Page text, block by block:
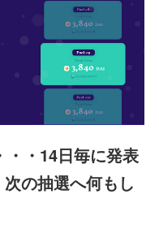
・・14日毎に発表
の抽選へ何もし